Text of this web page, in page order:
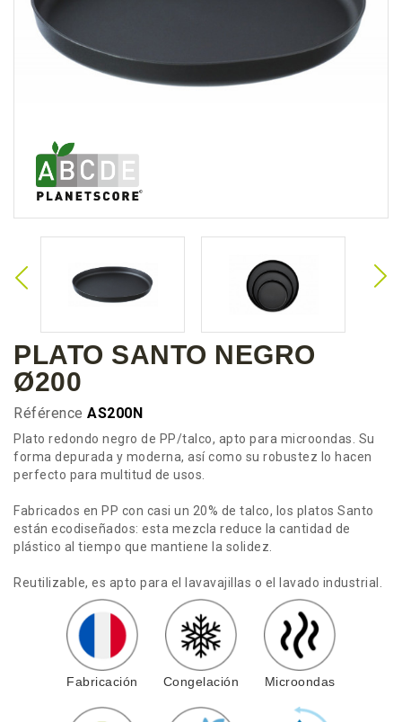
PLATO SANTO NEGRO
Ø200
Référence AS200N
Plato redondo negro de PP/talco, apto para microondas. Su
forma depurada y moderna, así como su robustez lo hacen
perfecto para multitud de usos.
Fabricados en PP con casi un 20% de talco, los platos Santo
están ecodiseñados: esta mezcla reduce la cantidad de
plástico al tiempo que mantiene la solidez.
Reutilizable, es apto para el lavavajillas o el lavado industrial.
Fabricación Congelación Microondas